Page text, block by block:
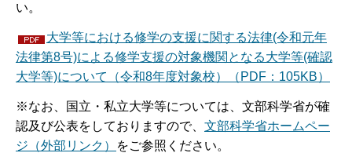
い。
大学等における修学の支援に関する法律(令和元年
法律第8号)による修学支援の対象機関となる大学等(確認
大学等)について（令和8年度対象校）（PDF：105KB）
※なお、国立・私立大学等については、文部科学省が確
認及び公表をしておりますので、 文部科学省ホームペー
ジ（外部リンク）
をご参照ください。